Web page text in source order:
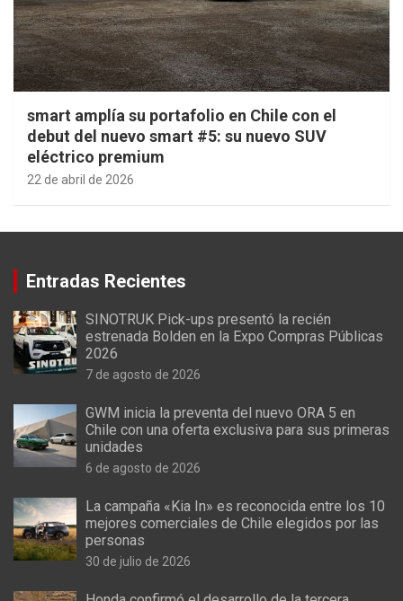
smart amplía su portafolio en Chile con el
debut del nuevo smart #5: su nuevo SUV
eléctrico premium
22 de abril de 2026
Entradas Recientes
SINOTRUK Pick-ups presentó la recién
estrenada Bolden en la Expo Compras Públicas
2026
7 de agosto de 2026
GWM inicia la preventa del nuevo ORA 5 en
Chile con una oferta exclusiva para sus primeras
unidades
6 de agosto de 2026
La campaña «Kia In» es reconocida entre los 10
mejores comerciales de Chile elegidos por las
personas
30 de julio de 2026